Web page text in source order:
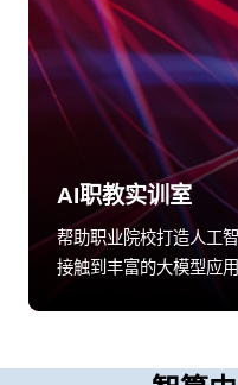
AI职教实训室
帮助职业院校打造人
接触到丰富的大模型应